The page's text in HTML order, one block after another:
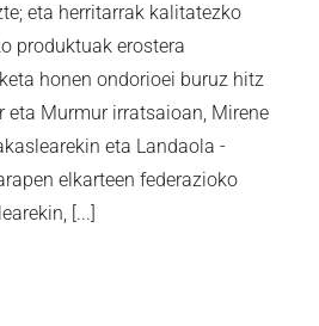
eta herritarrak kalitatezko
produktuak erostera
honen ondorioei buruz hitz
eta Murmur irratsaioan, Mirene
eta Landaola -
elkarteen federazioko
[...]